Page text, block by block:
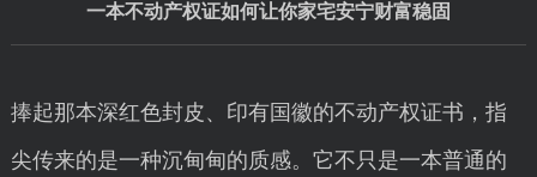
一本不动产权证如何让你家宅安宁财富稳固
捧起那本深红色封皮、印有国徽的不动产权证书，指
尖传来的是一种沉甸甸的质感。它不只是一本普通的